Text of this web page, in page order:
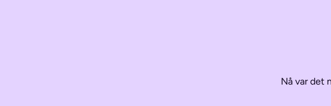
Nå var det